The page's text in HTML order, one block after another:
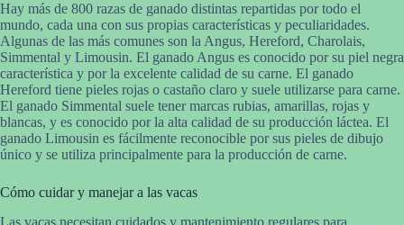
Hay más de 800 razas de ganado distintas repartidas por todo el
mundo, cada una con sus propias características y peculiaridades.
Algunas de las más comunes son la Angus, Hereford, Charolais,
Simmental y Limousin. El ganado Angus es conocido por su piel negra
característica y por la excelente calidad de su carne. El ganado
Hereford tiene pieles rojas o castaño claro y suele utilizarse para carne.
El ganado Simmental suele tener marcas rubias, amarillas, rojas y
blancas, y es conocido por la alta calidad de su producción láctea. El
ganado Limousin es fácilmente reconocible por sus pieles de dibujo
único y se utiliza principalmente para la producción de carne.
Cómo cuidar y manejar a las vacas